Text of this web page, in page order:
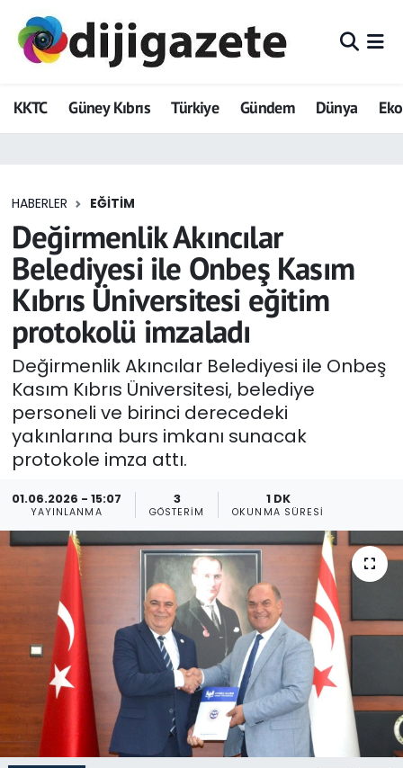
KKTC Güney Kıbrıs Türkiye Gündem Dünya
HABERLER EĞITIM
Değirmenlik Akıncılar
Belediyesi ile Onbeş Kasım
Kıbrıs Üniversitesi eğitim
protokolü imzaladı
Değirmenlik Akıncılar Belediyesi ile Onbeş
Kasım Kıbrıs Üniversitesi, belediye
personeli ve birinci derecedeki
yakınlarına burs imkanı sunacak
protokole imza attı.
01.06.2026 - 15:07
YAYINLANMA
3
GÖSTERIM
1 DK
OKUNMA SÜRESI
ADVERTORIAL
Dijigazete
Eğitim
Ekonomi
Foto Galeri
GEZİ
Güncel
Gündem
KKTC YEREL SEÇİM 2018
Kültür Sanat
Magazin
Moda
Nöbetçi Eczaneler
Otomobil Dünyası
Hava Durumu
Trafik Durumu
Tüm Manşetler
Son Dakika Haberleri
Haber Arşivi